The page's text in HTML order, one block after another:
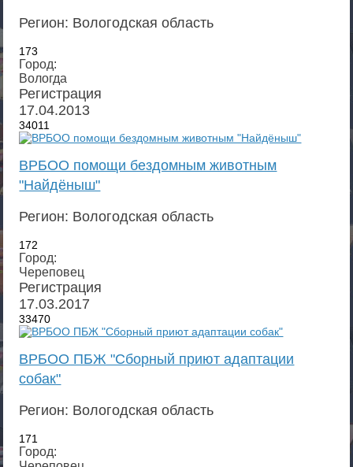
Регион: Вологодская область
173
Город:
Вологда
Регистрация
17.04.2013
34011
ВРБОО помощи бездомным животным
"Найдёныш"
Регион: Вологодская область
172
Город:
Череповец
Регистрация
17.03.2017
33470
ВРБОО ПБЖ "Сборный приют адаптации
собак"
Регион: Вологодская область
171
Город: